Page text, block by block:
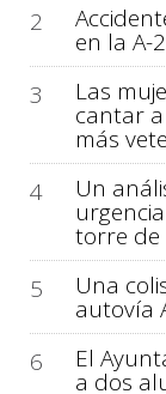
2
en la A-
3
Las
cantar
más
4
Un
torre de
5
Una
autovía
6
El
a dos